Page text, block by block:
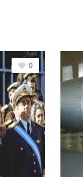
0